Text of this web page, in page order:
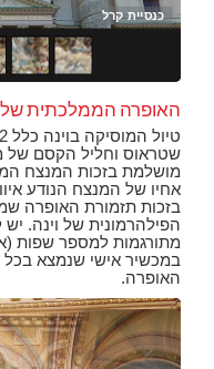
כנסיית קרל
האופרה הממלכתית של
שטראוס וחליל הקסם של
מושלמת בזכות המנצח
אחיו של המנצח הנודע
בזכות תזמורת האופרה
הפילהרמונית של וינה.
מתורגמות למספר שפות
במכשיר אישי שנמצא
האופרה.